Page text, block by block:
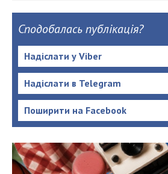
Сподобалась публікація?
Надіслати у Viber
Надіслати в Telegram
Поширити на Facebook